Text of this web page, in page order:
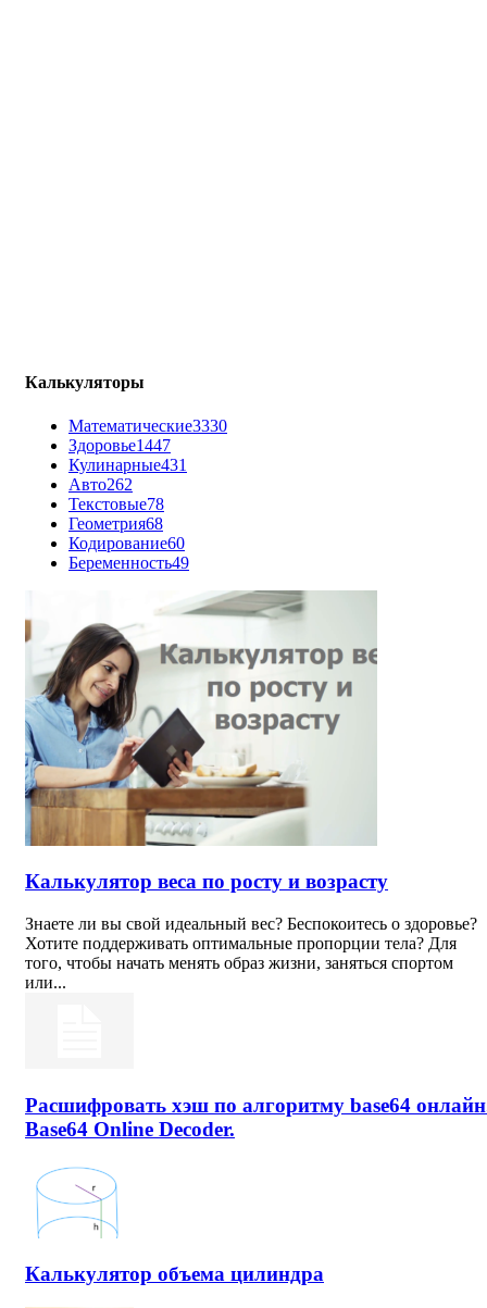
Калькуляторы
Математические3330
Здоровье1447
Кулинарные431
Авто262
Текстовые78
Геометрия68
Кодирование60
Беременность49
Калькулятор веса по росту и возрасту
Знаете ли вы свой идеальный вес? Беспокоитесь о здоровье?
Хотите поддерживать оптимальные пропорции тела? Для
того, чтобы начать менять образ жизни, заняться спортом
или...
Расшифровать хэш по алгоритму base64
Base64 Online Decoder.
Калькулятор объема цилиндра